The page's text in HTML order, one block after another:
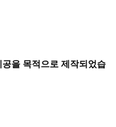
을 목적으로 제작되었습